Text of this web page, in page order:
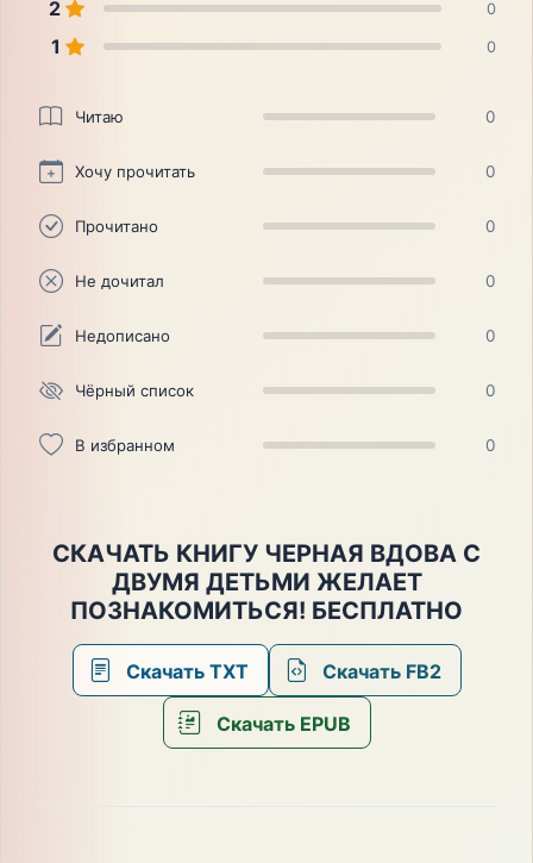
2 0
1 0
Читаю 0
Хочу прочитать 0
Прочитано 0
Не дочитал 0
Недописано 0
Чёрный список 0
В избранном 0
СКАЧАТЬ КНИГУ ЧЕРНАЯ ВДОВА С
ДВУМЯ ДЕТЬМИ ЖЕЛАЕТ
ПОЗНАКОМИТЬСЯ! БЕСПЛАТНО
Скачать TXT Скачать FB2
Скачать EPUB